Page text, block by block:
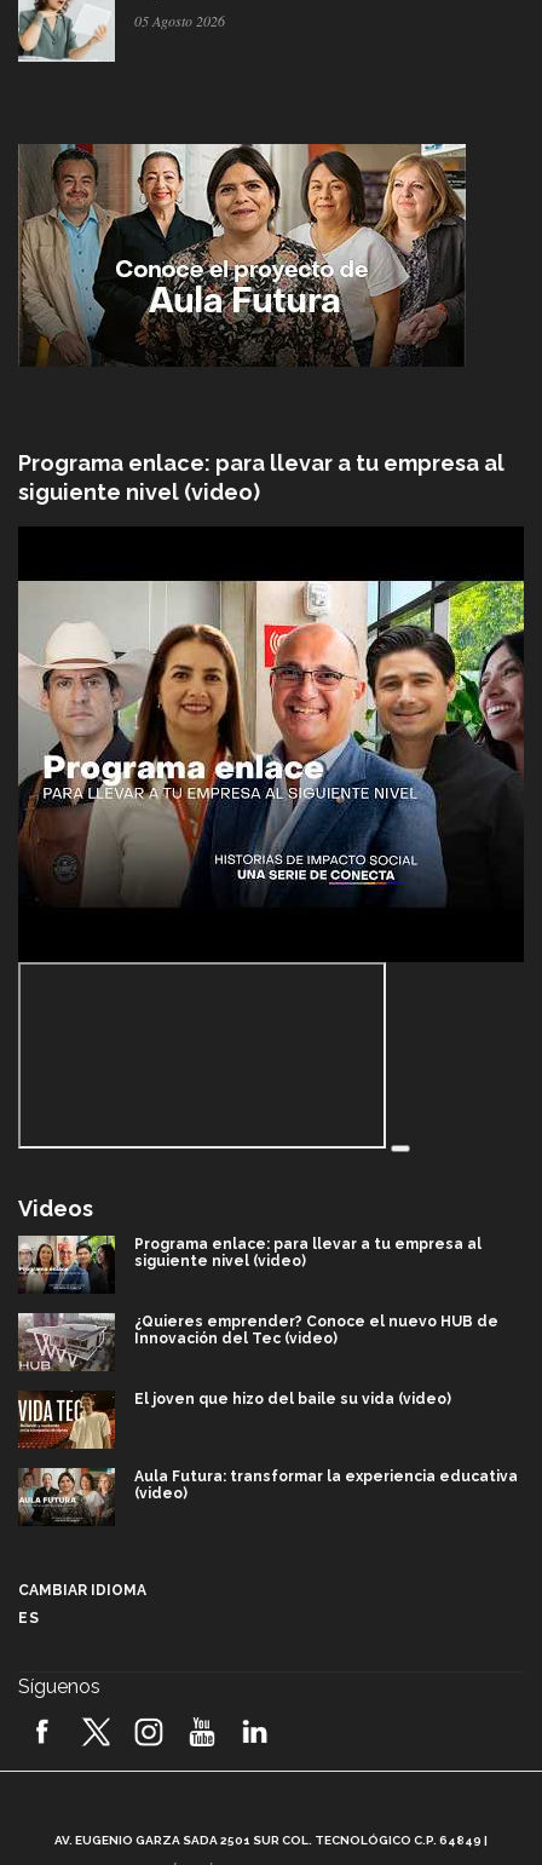
05 Agosto 2026
Programa enlace: para llevar a tu empresa al
siguiente nivel (video)
Videos
Programa enlace: para llevar a tu empresa al
siguiente nivel (video)
¿Quieres emprender? Conoce el nuevo HUB de
Innovación del Tec (video)
El joven que hizo del baile su vida (video)
Aula Futura: transformar la experiencia educativa
(video)
2026! (video)
CAMBIAR IDIOMA
ES
Síguenos
AV. EUGENIO GARZA SADA 2501 SUR COL. TECNOLÓGICO C.P. 64849 |